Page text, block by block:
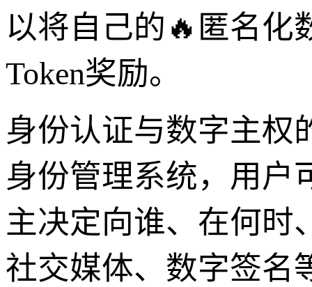
以将自己的🔥匿名化
Token奖励。
身份认证与数字主权
身份管理系统，用户
主决定向谁、在何时
社交媒体、数字签名